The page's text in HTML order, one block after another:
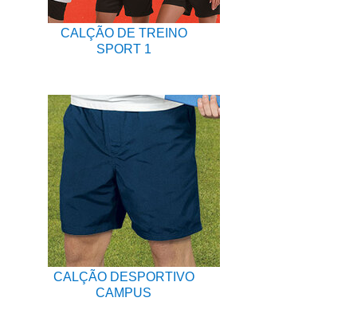
CALÇÃO DE TREINO
SPORT 1
CALÇÃO DESPORTIVO
CAMPUS